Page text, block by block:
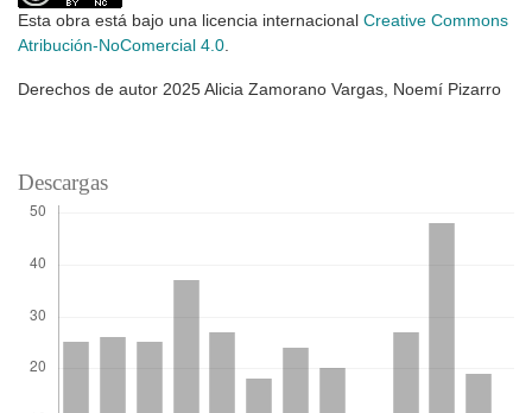
Esta obra está bajo una licencia internacional Creative Commons
Atribución-NoComercial 4.0
Derechos de autor 2025 Alicia Zamorano Vargas, Noemí Pizarro
Descargas